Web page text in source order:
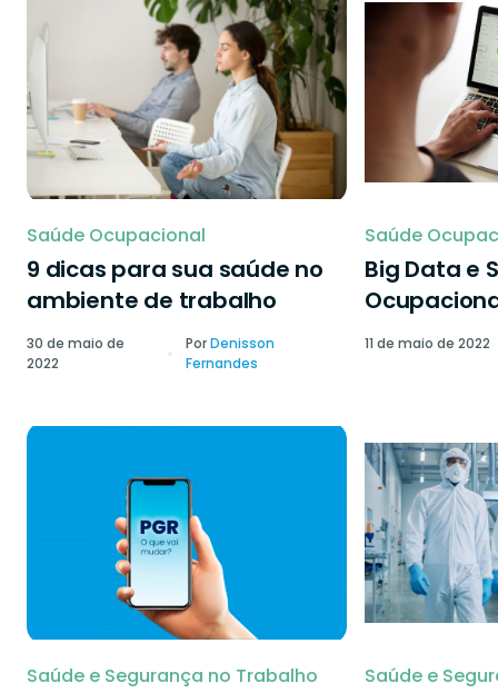
Saúde Ocupacional
9 dicas para sua saúde no
ambiente de trabalho
30 de maio de
2022
PorDenisson
Fernandes
Saúde
Big Data e
11 de maio de 2022
Saúde e Segurança no Trabalho Saúde e